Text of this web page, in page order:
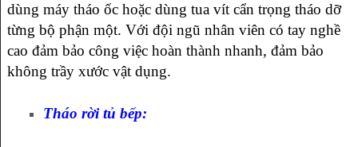
dùng máy tháo ốc hoặc dùng tua vít cẩn trọng tháo dỡ
từng bộ phận một. Với đội ngũ nhân viên có tay nghề
cao đảm bảo công việc hoàn thành nhanh, đảm bảo
không trầy xước vật dụng.
Tháo rời tủ bếp: